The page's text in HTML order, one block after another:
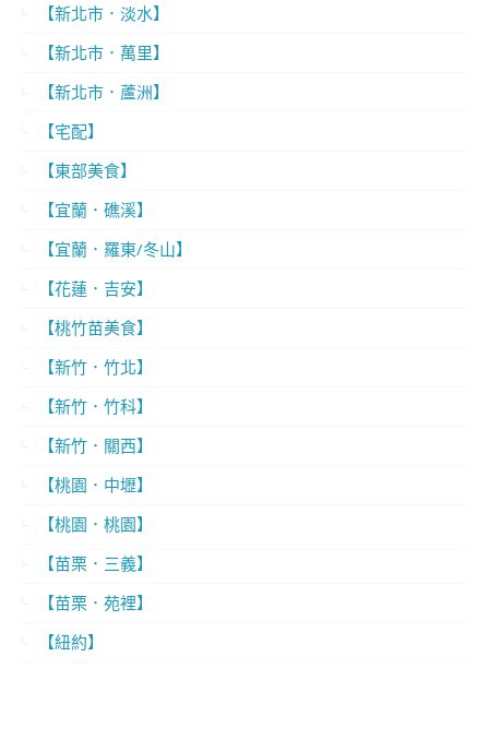
【新北市．淡水】
【新北市．萬里】
【新北市．蘆洲】
【宅配】
【東部美食】
【宜蘭．礁溪】
【宜蘭．羅東/冬山】
【花蓮．吉安】
【桃竹苗美食】
【新竹．竹北】
【新竹．竹科】
【新竹．關西】
【桃園．中壢】
【桃園．桃園】
【苗栗．三義】
【苗栗．苑裡】
【紐約】